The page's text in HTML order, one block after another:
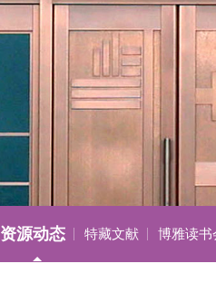
资源动态 特藏文献 博雅读书